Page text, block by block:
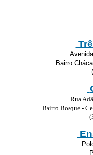
Bairro
Rua
Bairro Bosque -